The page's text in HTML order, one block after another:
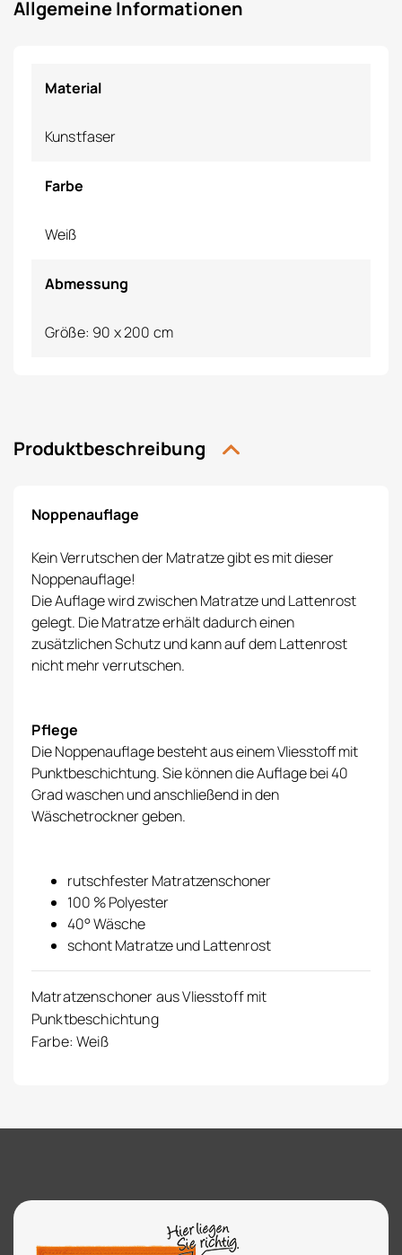
Allgemeine Informationen
Material
Kunstfaser
Farbe
Weiß
Abmessung
Größe: 90 x 200 cm
Produktbeschreibung
Noppenauflage
Kein Verrutschen der Matratze gibt es mit dieser
Noppenauflage!
Die Auflage wird zwischen Matratze und Lattenrost
gelegt. Die Matratze erhält dadurch einen
zusätzlichen Schutz und kann auf dem Lattenrost
nicht mehr verrutschen.
Pflege
Die Noppenauflage besteht aus einem Vliesstoff mit
Punktbeschichtung. Sie können die Auflage bei 40
Grad waschen und anschließend in den
Wäschetrockner geben.
rutschfester Matratzenschoner
100 % Polyester
40° Wäsche
schont Matratze und Lattenrost
Matratzenschoner aus Vliesstoff mit
Punktbeschichtung
Farbe: Weiß